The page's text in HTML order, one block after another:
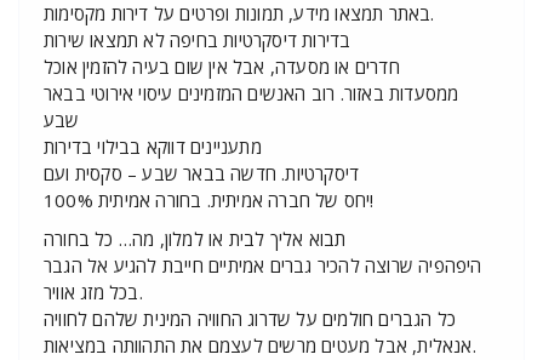
באתר תמצאו מידע, תמונות ופרטים על דירות מקסימות.
בדירות דיסקרטיות בחיפה לא תמצאו שירות
חדרים או מסעדה, אבל אין שום בעיה להזמין אוכל
ממסעדות באזור. רוב האנשים המזמינים עיסוי אירוטי בבאר
שבע
מתעניינים דווקא בבילוי בדירות
דיסקרטיות. חדשה בבאר שבע – סקסית ועם
יחס של חברה אמיתית. בחורה אמיתית 100%!
תבוא אליך לבית או למלון, מה… כל בחורה
היפהפיה שרוצה להכיר גברים אמיתיים חייבת להגיע אל הגבר
בכל מזג אוויר.
כל הגברים חולמים על שדרוג החוויה המינית שלהם לחוויה
אנאלית, אבל מעטים מרשים לעצמם את התהוותה במציאות.